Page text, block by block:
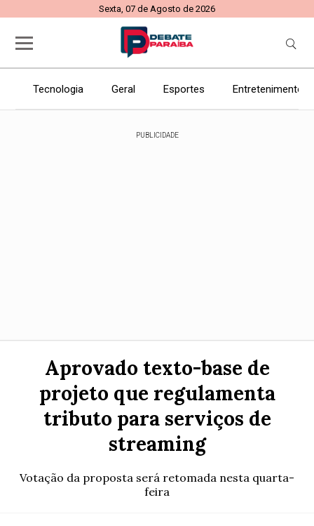
Sexta, 07 de Agosto de 2026
Tecnologia Geral Esportes Entretenimento
PUBLICIDADE
Aprovado texto-base de
projeto que regulamenta
tributo para serviços de
streaming
Votação da proposta será retomada nesta quarta-
feira